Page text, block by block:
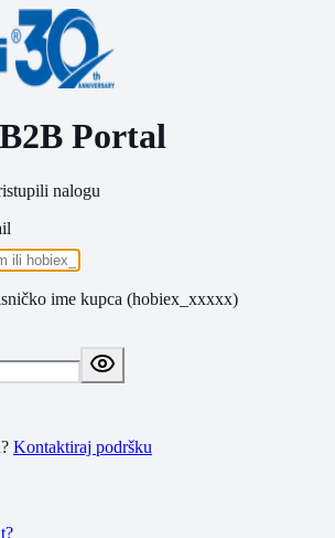
Portal
nalogu
ime kupca (hobiex_xxxxx)
Kontaktiraj podršku